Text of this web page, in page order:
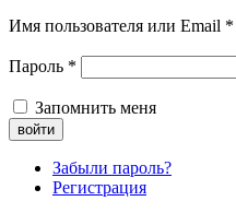
Имя пользователя или Email *
Пароль *
Запомнить меня
Забыли пароль?
Регистрация